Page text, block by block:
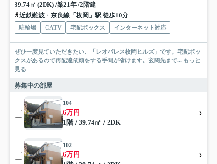
39.74㎡ (2DK) /築21年 /2階建
近鉄難波・奈良線「枚岡」駅 徒歩10分
駐輪場 CATV 宅配ボックス インターネット対応
ぜひ一度見ていただきたい、「レオパレス枚岡ヒルズ」です。宅配ボッ
クスがあるので再配達依頼をする手間が省けます。玄関先まで... もっと
見る
募集中の部屋
104
6万円
1階 / 39.74㎡ / 2DK
102
6万円